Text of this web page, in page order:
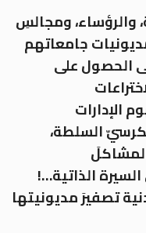
والرؤساء، ومجالسِ
جامعاتهم
الحصول على
الإدارات
السلطة،
الذاتية…!
تصفيرَ مديونيتها